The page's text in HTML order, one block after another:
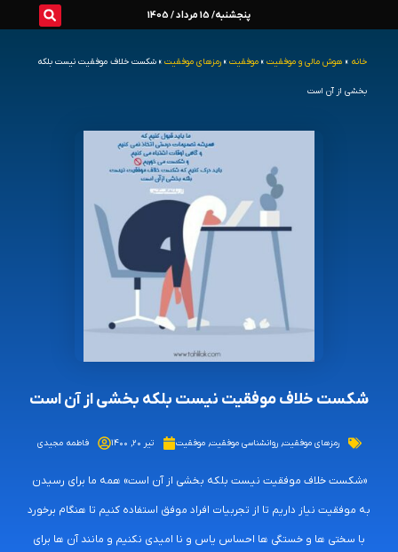
پنجشنبه/ 15 مرداد / 1405
خانه » هوش مالی و موفقیت » موفقیت » رمزهای موفقیت » شکست خلاف موفقیت نیست بلکه
بخشی از آن است
شکست خلاف موفقیت نیست بلکه بخشی از آن است
رمزهای موفقیت,روانشناسی موفقیت,موفقیت تیر ۲۰, ۱۴۰۰ فاطمه مجیدی
«شکست خلاف موفقیت نیست بلکه بخشی از آن است» همه ما برای رسیدن
به موفقیت نیاز داریم تا از تجربیات افراد موفق استفاده کنیم تا هنگام برخورد
با سختی ها و خستگی ها احساس یاس و نا امیدی نکنیم و مانند آن ها برای